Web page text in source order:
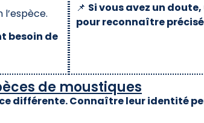
l’espèce.
besoin de
📌 Si vous avez un
pour reconnaître
de moustiques
différente. Connaître leur identité